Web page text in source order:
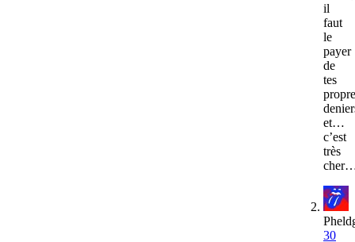
il
faut
le
payer
de
tes
et…
c’est
très
30